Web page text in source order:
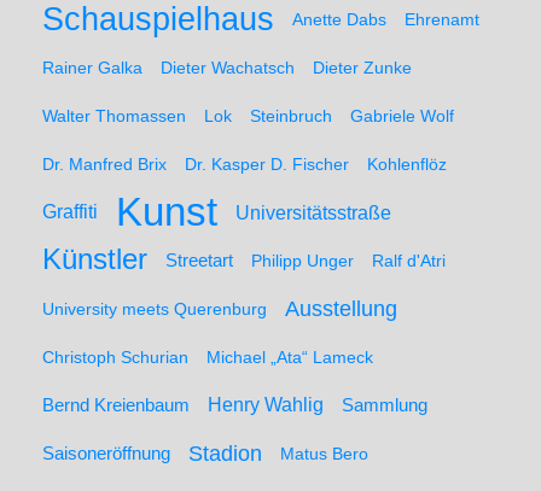
Schauspielhaus Anette Dabs Ehrenamt
Rainer Galka Dieter Wachatsch Dieter Zunke
Walter Thomassen Lok Steinbruch Gabriele Wolf
Dr. Manfred Brix Dr. Kasper D. Fischer Kohlenflöz
Graffiti Kunst Universitätsstraße
Künstler Streetart Philipp Unger Ralf d'Atri
University meets Querenburg Ausstellung
Christoph Schurian Michael „Ata“ Lameck
Bernd Kreienbaum Henry Wahlig Sammlung
Saisoneröffnung Stadion Matus Bero